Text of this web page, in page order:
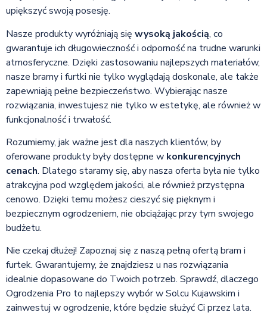
upiększyć swoją posesję.
Nasze produkty wyróżniają się wysoką jakością, co
gwarantuje ich długowieczność i odporność na trudne warunki
atmosferyczne. Dzięki zastosowaniu najlepszych materiałów,
nasze bramy i furtki nie tylko wyglądają doskonale, ale także
zapewniają pełne bezpieczeństwo. Wybierając nasze
rozwiązania, inwestujesz nie tylko w estetykę, ale również w
funkcjonalność i trwałość.
Rozumiemy, jak ważne jest dla naszych klientów, by
oferowane produkty były dostępne w konkurencyjnych
cenach. Dlatego staramy się, aby nasza oferta była nie tylko
atrakcyjna pod względem jakości, ale również przystępna
cenowo. Dzięki temu możesz cieszyć się pięknym i
bezpiecznym ogrodzeniem, nie obciążając przy tym swojego
budżetu.
Nie czekaj dłużej! Zapoznaj się z naszą pełną ofertą bram i
furtek. Gwarantujemy, że znajdziesz u nas rozwiązania
idealnie dopasowane do Twoich potrzeb. Sprawdź, dlaczego
Ogrodzenia Pro to najlepszy wybór w Solcu Kujawskim i
zainwestuj w ogrodzenie, które będzie służyć Ci przez lata.